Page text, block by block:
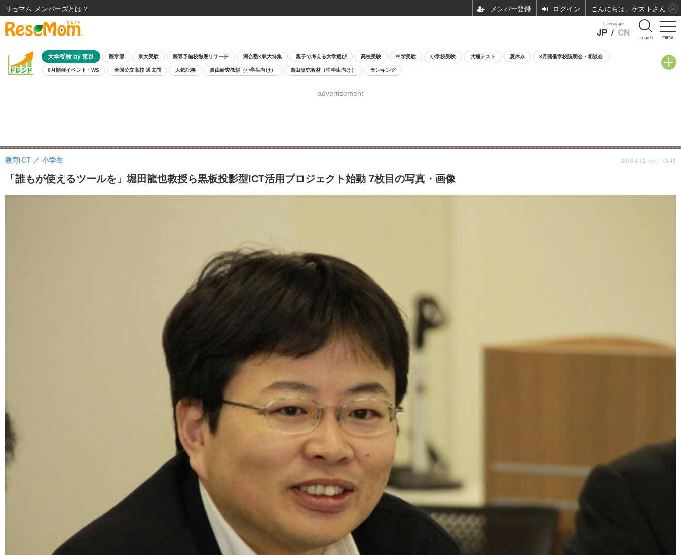
menu
Language
JP / CN search
大学受験 by 東進 医学部 東大受験 医専予備校徹底リサーチ 河合塾×東大特集 親子で考える大学選び 高校受験 中学受験 小学校受験 共通テスト 夏休み 8月開催学校説明会・相談会
8月開催イベント・WS 全国公立高校 過去問 人気記事 自由研究教材（小学生向け） 自由研究教材（中学生向け） ランキング
advertisement
「誰もが使えるツールを」堀田龍也教授ら黒板投影型ICT活用プロジェクト始動 7枚目の写真・画像
教育ICT 小学生 2016.4.12（火） 10:45
リセマム メンバーズ ログイン こんにちは、ゲストさん